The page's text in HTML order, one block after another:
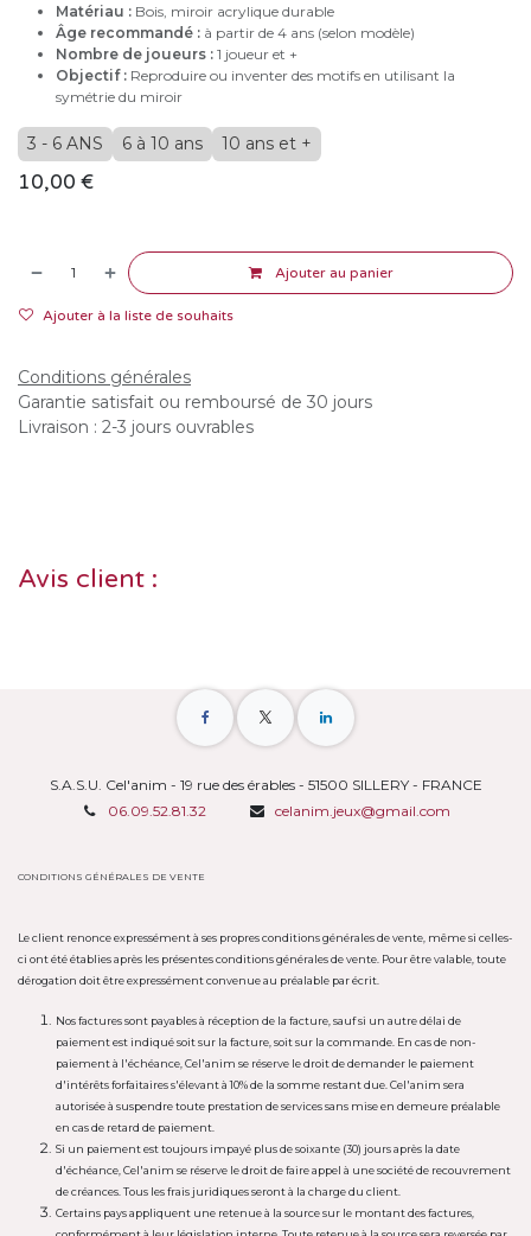
Matériau : Bois, miroir acrylique durable
Âge recommandé : à partir de 4 ans (selon modèle)
Nombre de joueurs : 1 joueur et +
Objectif : Reproduire ou inventer des motifs en utilisant la
symétrie du miroir
3 - 6 ANS 6 à 10 ans 10 ans et +
10,00 €
Ajouter au panier
Ajouter à la liste de souhaits
Conditions générales
Garantie satisfait ou remboursé de 30 jours
Livraison : 2-3 jours ouvrables
Avis client :
S.A.S.U. Cel'anim - 19 rue des érables - 51500 SILLERY - FRANCE
06.09.52.81.32
celanim.jeux@gmail.com
CONDITIONS GÉNÉRALES DE VENTE
Le client renonce expressément à ses propres conditions générales de vente, même si celles-
ci ont été établies après les présentes conditions générales de vente. Pour être valable, toute
dérogation doit être expressément convenue au préalable par écrit.
Nos factures sont payables à réception de la facture, sauf si un autre délai de
paiement est indiqué soit sur la facture, soit sur la commande. En cas de non-
paiement à l'échéance, Cel'anim se réserve le droit de demander le paiement
d'intérêts forfaitaires s'élevant à 10% de la somme restant due. Cel'anim sera
autorisée à suspendre toute prestation de services sans mise en demeure préalable
en cas de retard de paiement.
Si un paiement est toujours impayé plus de soixante (30) jours après la date
d'échéance, Cel'anim se réserve le droit de faire appel à une société de recouvrement
de créances. Tous les frais juridiques seront à la charge du client.
Certains pays appliquent une retenue à la source sur le montant des factures,